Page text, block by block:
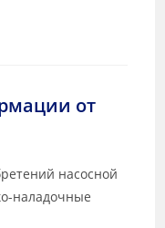
от
насосной
наладочные